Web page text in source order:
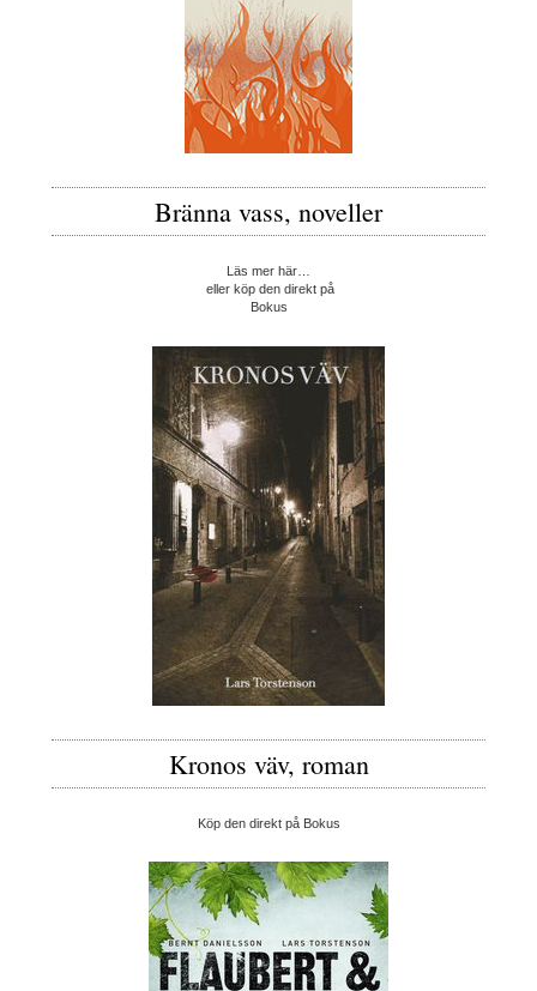
Bränna vass, noveller
Läs mer här…
eller köp den direkt på
Bokus
Kronos väv, roman
Köp den direkt på Bokus